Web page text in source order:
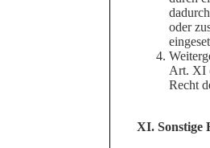
oder
Art. XI
Recht
XI. Sonstige